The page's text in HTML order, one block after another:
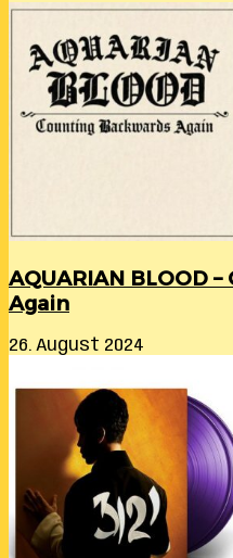
AQUARIAN BLOOD
Again
26. August 2024